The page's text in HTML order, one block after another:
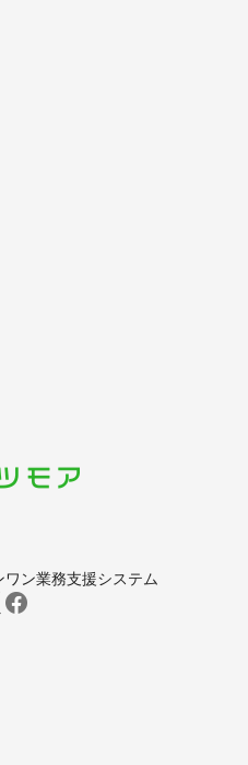
ン業務支援システム